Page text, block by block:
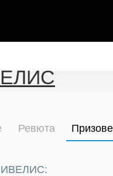
Ревюта Призове
ИВЕЛИС: